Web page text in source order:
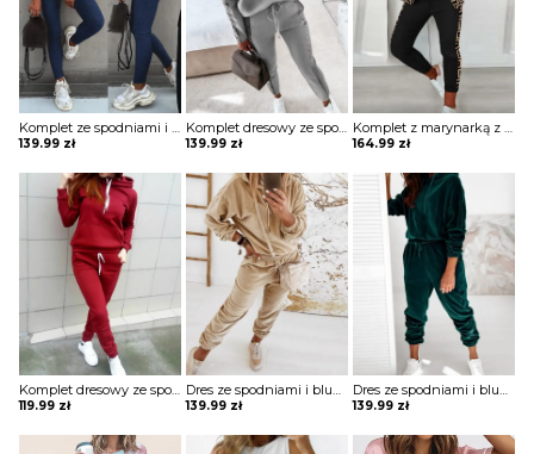
Komplet ze spodniami i bluzką z odkrytym ramieniem
139.99 zł
Komplet dresowy ze spodniami i bluzą z zamkiem pod szyją
139.99 zł
Komplet z marynarką z printem i spodniami z lampasem
164.99 zł
Komplet dresowy ze spodniami i bluzą kangurką
119.99 zł
Dres ze spodniami i bluzą z kapturem
139.99 zł
Dres ze spodniami i bluzą z kapturem
139.99 zł